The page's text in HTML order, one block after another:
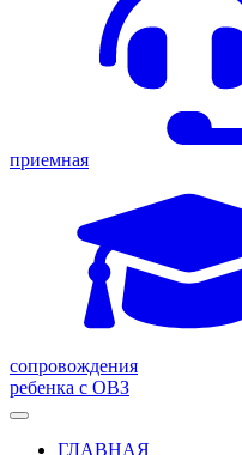
приемная
сопровождения
ребенка с ОВЗ
ГЛАВНАЯ